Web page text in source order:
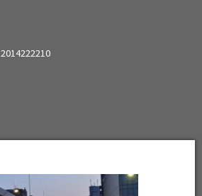
2014222210